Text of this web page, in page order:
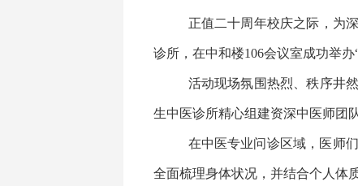
正值二十周年校庆之际，为
诊所，在中和楼106会议室成功举
活动现场氛围热烈、秩序井
生中医诊所精心组建资深中医师团
在中医专业问诊区域，医师
全面梳理身体状况，并结合个人体